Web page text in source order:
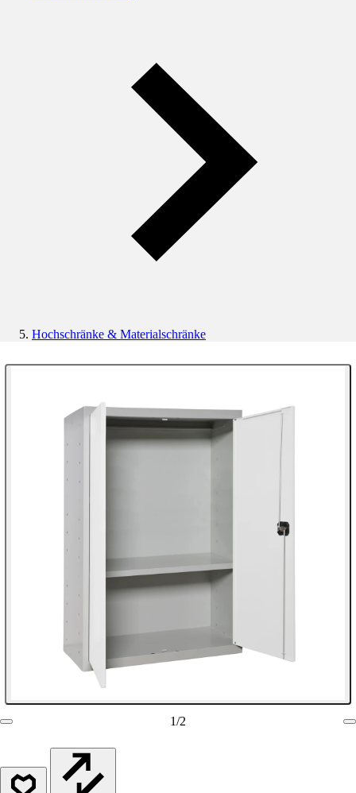
Hochschränke & Materialschränke
1/2